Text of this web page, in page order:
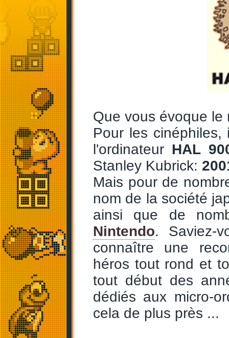
Que vous évoque le
Pour les
l'ordinateur HAL
Stanley Kubrick:
Mais pour de
nom de la société
ainsi que de
Nintendo. Saviez-
connaître une
héros tout rond et
tout début des
dédiés aux micro-
cela de plus près ...